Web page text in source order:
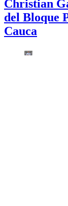
Christian
del Bloque
Cauca